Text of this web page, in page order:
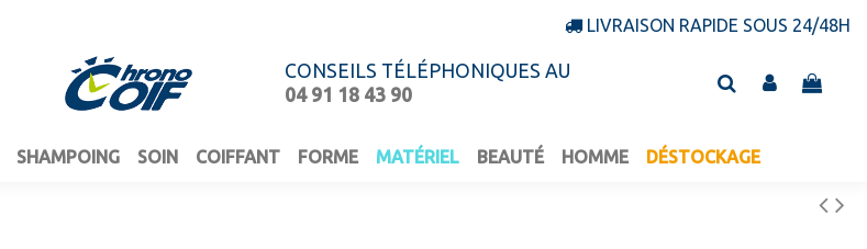
LIVRAISON RAPIDE SOUS 24/48H
CONSEILS TÉLÉPHONIQUES AU
04 91 18 43 90
SHAMPOING SOIN COIFFANT FORME MATÉRIEL BEAUTÉ HOMME DÉSTOCKAGE